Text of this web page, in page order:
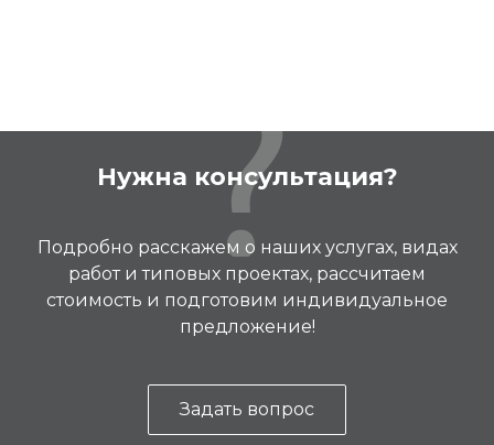
Нужна консультация?
Подробно расскажем о наших услугах, видах
работ и типовых проектах, рассчитаем
стоимость и подготовим индивидуальное
предложение!
Задать вопрос